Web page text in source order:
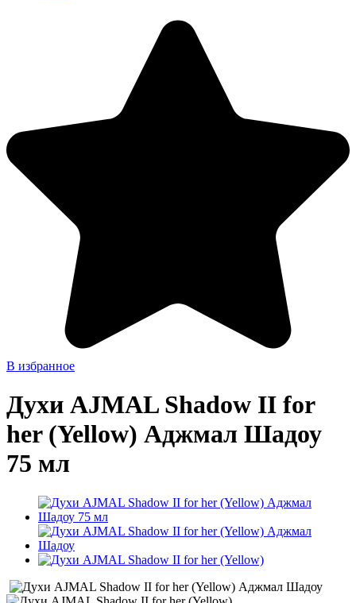
В избранное
Духи AJMAL Shadow II for
her (Yellow) Аджмал Шадоу
75 мл